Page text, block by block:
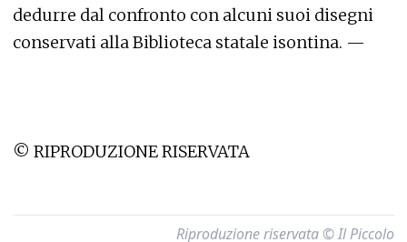
dedurre dal confronto con alcuni suoi disegni
conservati alla Biblioteca statale isontina. —
© RIPRODUZIONE RISERVATA
Riproduzione riservata © Il Piccolo